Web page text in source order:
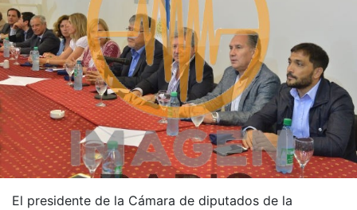
El presidente de la Cámara de diputados de la